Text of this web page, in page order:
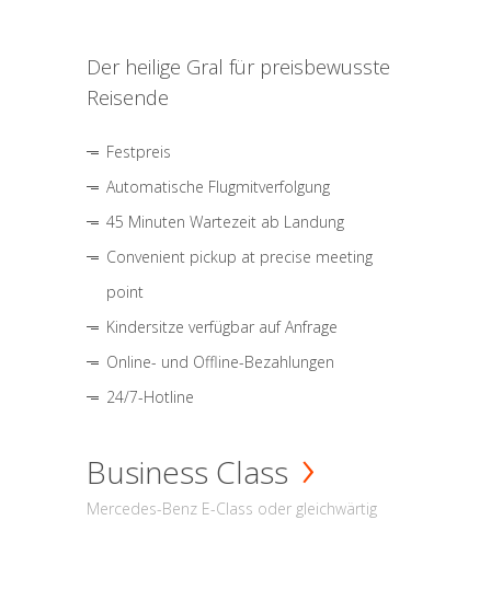
Der heilige Gral für preisbewusste
Reisende
Festpreis
Automatische Flugmitverfolgung
45 Minuten Wartezeit ab Landung
Convenient pickup at precise meeting
point
Kindersitze verfügbar auf Anfrage
Online- und Offline-Bezahlungen
24/7-Hotline
Business Class
Mercedes-Benz E-Class oder gleichwärtig